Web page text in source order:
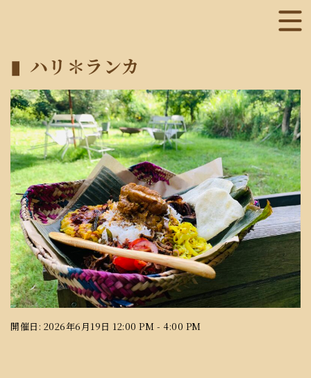
ハリ＊ランカ
開催日: 2026年6月19日 12:00 PM - 4:00 PM